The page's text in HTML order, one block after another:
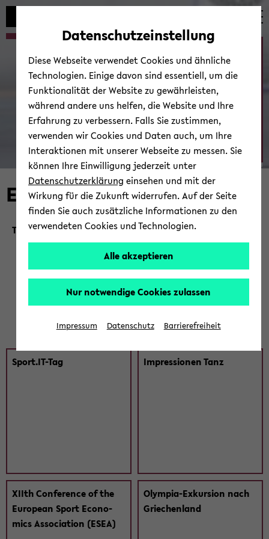
Automatische
vermeiden
zum
wechseln
zum
wechseln
zum
wechseln
schaft
zu­rück zur Start­sei­te
© Uni­ver­si­tät Bie­le­feld
Events
Tag des ­Schulsports SportBusiness-​Tag
Sport.IT-​Tag Im­pres­sio­nen Tanz
XIIth Con­fe­rence of the
Eu­ropean Sport Eco­no­
mics As­so­cia­ti­on (ESEA)
Olympia-​Exkursion nach
Grie­chen­land
Datenschutzeinstellung
Diese Webseite verwendet Cookies und ähnliche
Technologien. Einige davon sind essentiell, um die
Funktionalität der Website zu gewährleisten,
während andere uns helfen, die Website und Ihre
Erfahrung zu verbessern. Falls Sie zustimmen,
verwenden wir Cookies und Daten auch, um Ihre
Interaktionen mit unserer Webseite zu messen. Sie
können Ihre Einwilligung jederzeit unter
Datenschutzerklärung einsehen und mit der
Wirkung für die Zukunft widerrufen. Auf der Seite
finden Sie auch zusätzliche Informationen zu den
verwendeten Cookies und Technologien.
Alle akzeptieren
Nur notwendige Cookies zulassen
Impressum Datenschutz Barrierefreiheit